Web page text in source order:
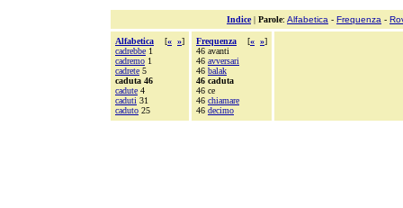
Indice| Parole: Alfabetica - Frequenza -
Alfabetica [« »]
cadrebbe 1
cadremo 1
cadrete 5
caduta 46
cadute 4
caduti 31
caduto 25
Frequenza [« »]
46 avanti
46 avversari
46 balak
46 caduta
46 ce
46 chiamare
46 decimo